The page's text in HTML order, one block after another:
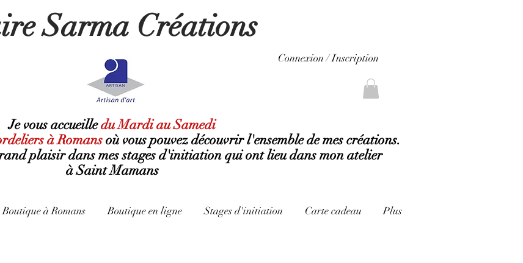
Sarma Créations
Connexion / Inscription
Je vous accueilledu Mardi au Samedi
à Romansoùvous pouvez découvrir l'ensemble de mes créations.
plaisir dans mes stages d'initiation qui ont lieu dans mon atelier
à Saint Mamans
Boutique à Romans Boutique en ligne Stages d'initiation Carte cadeau Plus